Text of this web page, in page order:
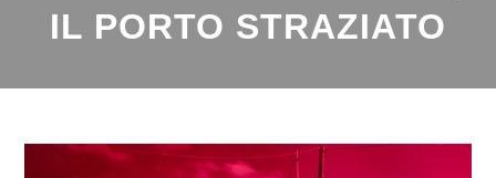
IL PORTO STRAZIATO